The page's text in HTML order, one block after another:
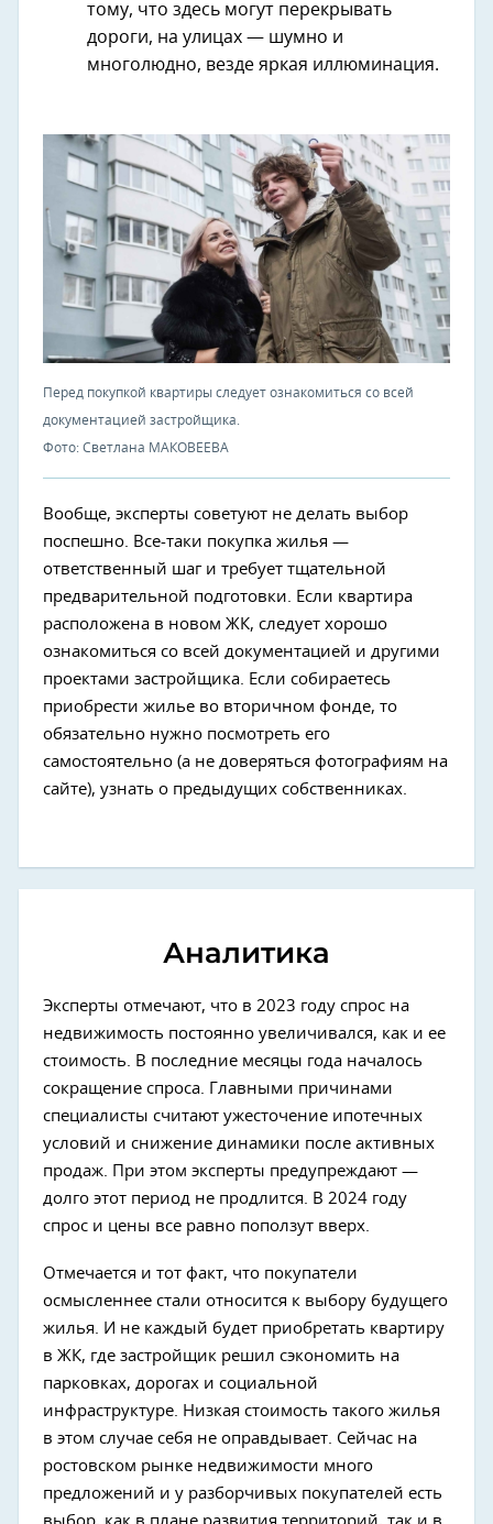
тому, что здесь могут перекрывать
дороги, на улицах — шумно и
многолюдно, везде яркая иллюминация.
Перед покупкой квартиры следует ознакомиться со всей
документацией застройщика.
Фото: Светлана МАКОВЕЕВА
Вообще, эксперты советуют не делать выбор
поспешно. Все-таки покупка жилья —
ответственный шаг и требует тщательной
предварительной подготовки. Если квартира
расположена в новом ЖК, следует хорошо
ознакомиться со всей документацией и другими
проектами застройщика. Если собираетесь
приобрести жилье во вторичном фонде, то
обязательно нужно посмотреть его
самостоятельно (а не доверяться фотографиям на
сайте), узнать о предыдущих собственниках.
Аналитика
Эксперты отмечают, что в 2023 году спрос на
недвижимость постоянно увеличивался, как и ее
стоимость. В последние месяцы года началось
сокращение спроса. Главными причинами
специалисты считают ужесточение ипотечных
условий и снижение динамики после активных
продаж. При этом эксперты предупреждают —
долго этот период не продлится. В 2024 году
спрос и цены все равно поползут вверх.
Отмечается и тот факт, что покупатели
осмысленнее стали относится к выбору будущего
жилья. И не каждый будет приобретать квартиру
в ЖК, где застройщик решил сэкономить на
парковках, дорогах и социальной
инфраструктуре. Низкая стоимость такого жилья
в этом случае себя не оправдывает. Сейчас на
ростовском рынке недвижимости много
предложений и у разборчивых покупателей есть